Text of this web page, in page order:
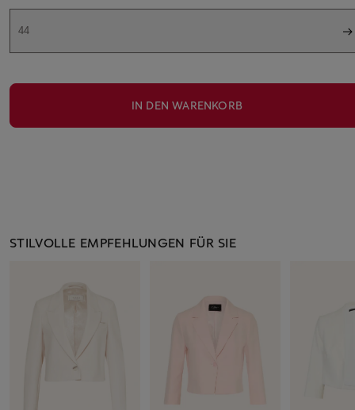
44
IN DEN WARENKORB
STILVOLLE EMPFEHLUNGEN FÜR SIE